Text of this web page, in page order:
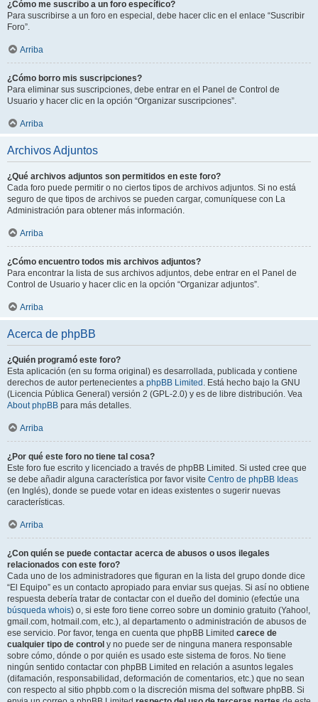
¿Cómo me suscribo a un foro específico?
Para suscribirse a un foro en especial, debe hacer clic en el enlace “Suscribir
Foro”.
Arriba
¿Cómo borro mis suscripciones?
Para eliminar sus suscripciones, debe entrar en el Panel de Control de
Usuario y hacer clic en la opción “Organizar suscripciones”.
Arriba
Archivos Adjuntos
¿Qué archivos adjuntos son permitidos en este foro?
Cada foro puede permitir o no ciertos tipos de archivos adjuntos. Si no está
seguro de que tipos de archivos se pueden cargar, comuníquese con La
Administración para obtener más información.
Arriba
¿Cómo encuentro todos mis archivos adjuntos?
Para encontrar la lista de sus archivos adjuntos, debe entrar en el Panel de
Control de Usuario y hacer clic en la opción “Organizar adjuntos”.
Arriba
Acerca de phpBB
¿Quién programó este foro?
Esta aplicación (en su forma original) es desarrollada, publicada y contiene
derechos de autor pertenecientes a phpBB Limited . Está hecho bajo la GNU
(Licencia Pública General) versión 2 (GPL-2.0) y es de libre distribución. Vea
About phpBB para más detalles.
Arriba
¿Por qué este foro no tiene tal cosa?
Este foro fue escrito y licenciado a través de phpBB Limited. Si usted cree que
se debe añadir alguna característica por favor visite Centro de phpBB Ideas
(en Inglés), donde se puede votar en ideas existentes o sugerir nuevas
características.
Arriba
¿Con quién se puede contactar acerca de abusos o usos ilegales
relacionados con este foro?
Cada uno de los administradores que figuran en la lista del grupo donde dice
“El Equipo” es un contacto apropiado para enviar sus quejas. Si así no obtiene
respuesta debería tratar de contactar con el dueño del dominio (efectúe una
búsqueda whois) o, si este foro tiene correo sobre un dominio gratuito (Yahoo!,
gmail.com, hotmail.com, etc.), al departamento o administración de abusos de
ese servicio. Por favor, tenga en cuenta que phpBB Limited carece de
cualquier tipo de control y no puede ser de ninguna manera responsable
sobre cómo, dónde o por quién es usado este sistema de foros. No tiene
ningún sentido contactar con phpBB Limited en relación a asuntos legales
(difamación, responsabilidad, deformación de comentarios, etc.) que no sean
con respecto al sitio phpbb.com o la discreción misma del software phpBB. Si